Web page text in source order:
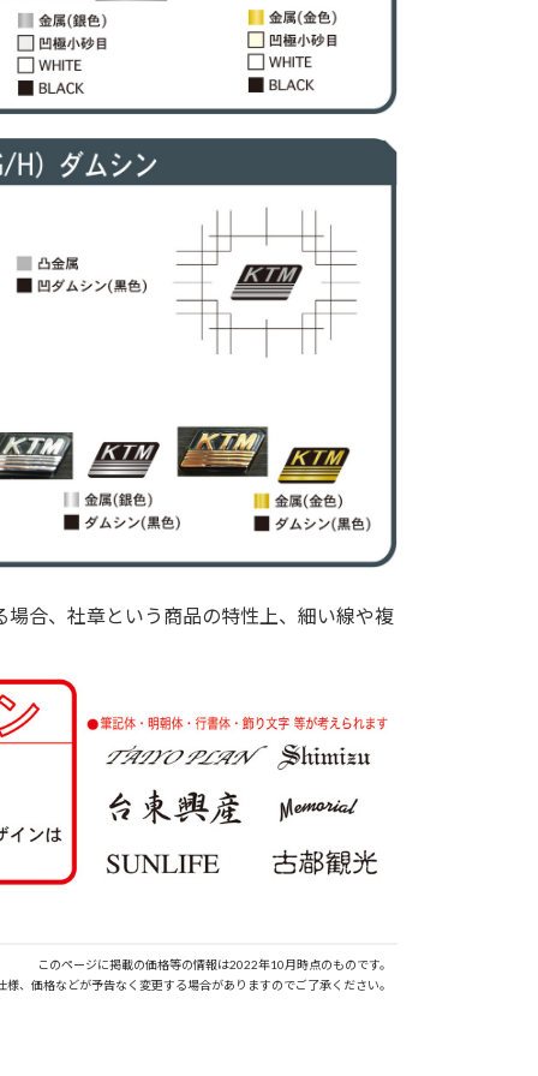
合、社章という商品の特性上、細い線や複
このページに掲載の価格等の情報は2022年10月時点のものです。
様、価格などが予告なく変更する場合がありますのでご了承ください。